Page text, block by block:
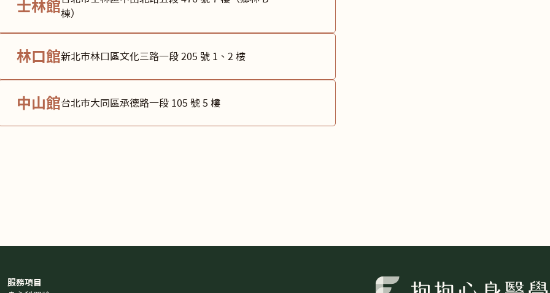
士林館棟）
林口館新北市林口區文化三路一段 205 號 1、2 樓
中山館台北市大同區承德路一段 105 號 5 樓
服務項目